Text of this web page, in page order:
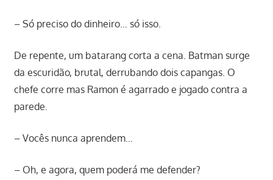
– Só preciso do dinheiro… só isso.
De repente, um batarang corta a cena. Batman surge
da escuridão, brutal, derrubando dois capangas. O
chefe corre mas Ramon é agarrado e jogado contra a
parede.
– Vocês nunca aprendem…
– Oh, e agora, quem poderá me defender?